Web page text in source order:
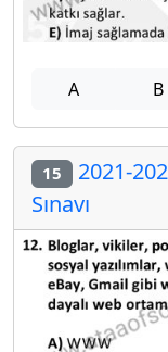
A B
15 2021-
Sınavı